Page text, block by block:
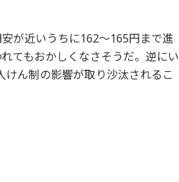
が近いうちに162～165円まで進
てもおかしくなさそうだ。逆にい
ん制の影響が取り沙汰されるこ